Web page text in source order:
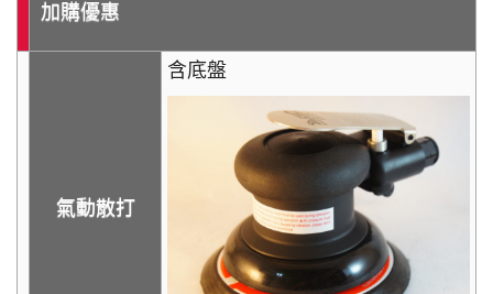
加購優惠
氣動散打
含底盤